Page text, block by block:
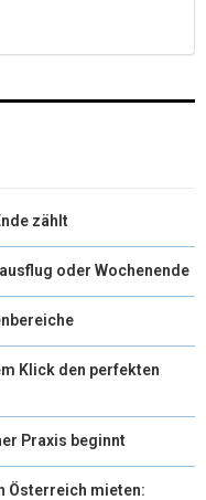
zählt
oder Wochenende
Klick den perfekten
Praxis beginnt
Österreich mieten: